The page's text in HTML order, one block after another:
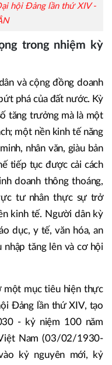
hội Đảng lần thứ XIV -
trong nhiệm kỳ
và cộng đồng doanh
phá của đất nước. Kỳ
tăng trưởng mà là một
một nền kinh tế năng
nhân văn, giàu bản
tiếp tục được cải cách
doanh thông thoáng,
tư nhân thực sự trở
kinh tế. Người dân kỳ
dục, y tế, văn hóa, an
nhập tăng lên và cơ hội
một mục tiêu hiện thực
Đảng lần thứ XIV, tạo
- kỷ niệm 100 năm
Nam (03/02/1930-
kỷ nguyên mới, kỷ